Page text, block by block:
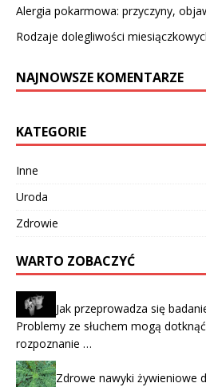
Alergia pokarmowa: przyczyny,
Rodzaje dolegliwości
NAJNOWSZE KOMENTARZE
KATEGORIE
Inne
Uroda
Zdrowie
WARTO ZOBACZYĆ
Jak przeprowadza się
Problemy ze słuchem mogą
rozpoznanie …
Zdrowe nawyki żywieniowe